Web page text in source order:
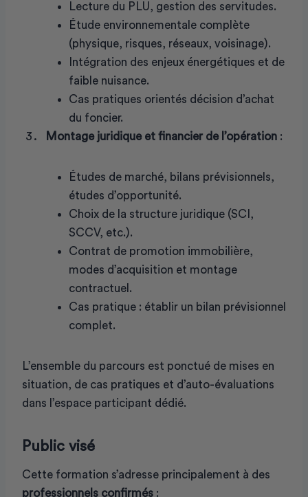
Lecture du PLU, gestion des servitudes.
Étude environnementale complète
(physique, risques, réseaux, voisinage).
Intégration des enjeux énergétiques et de
faible nuisance.
Cas pratiques orientés décision d’achat
du foncier.
Montage juridique et financier de l’opération :
Études de marché, bilans prévisionnels,
études d’opportunité.
Choix de la structure juridique (SCI,
SCCV, etc.).
Contrat de promotion immobilière,
modes d’acquisition et montage
contractuel.
Cas pratique : établir un bilan prévisionnel
complet.
L’ensemble du parcours est ponctué de mises en
situation, de cas pratiques et d’auto-évaluations
dans l’espace participant dédié.
Public visé
Cette formation s’adresse principalement à des
professionnels confirmés :